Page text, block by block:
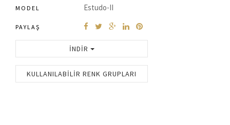
MODEL Estudo-II
PAYLAŞ
İNDIR
KULLANILABILIR RENK GRUPLARI